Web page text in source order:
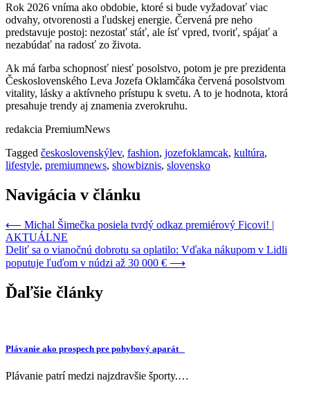
Rok 2026 vníma ako obdobie, ktoré si bude vyžadovať viac
odvahy, otvorenosti a ľudskej energie. Červená pre neho
predstavuje postoj: nezostať stáť, ale ísť vpred, tvoriť, spájať a
nezabúdať na radosť zo života.
Ak má farba schopnosť niesť posolstvo, potom je pre prezidenta
Československého Leva Jozefa Oklamčáka červená posolstvom
vitality, lásky a aktívneho prístupu k svetu. A to je hodnota, ktorá
presahuje trendy aj znamenia zverokruhu.
redakcia PremiumNews
Tagged československýlev, fashion, jozefoklamcak, kultúra,
lifestyle, premiumnews, showbiznis, slovensko
Navigácia v článku
⟵ Michal Šimečka posiela tvrdý odkaz premiérový Ficovi! |
AKTUÁLNE
Deliť sa o vianočnú dobrotu sa oplatilo: Vďaka nákupom v Lidli
poputuje ľuďom v núdzi až 30 000 € ⟶
Ďaľšie články
Plávanie ako prospech pre pohybový aparát
Plávanie patrí medzi najzdravšie športy.…